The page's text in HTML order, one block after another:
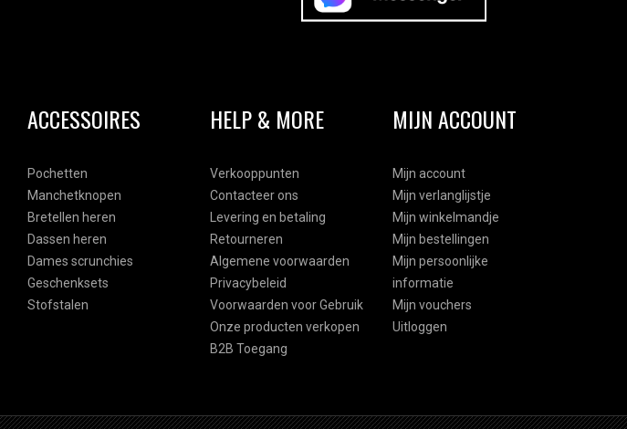
ACCESSOIRES
Pochetten
Manchetknopen
Bretellen heren
Dassen heren
Dames scrunchies
Geschenksets
Stofstalen
HELP & MORE
Verkooppunten
Contacteer ons
Levering en betaling
Retourneren
Algemene voorwaarden
Privacybeleid
Voorwaarden voor Gebruik
Onze producten verkopen
B2B Toegang
MIJN ACCOUNT
Mijn account
Mijn verlanglijstje
Mijn winkelmandje
Mijn bestellingen
Mijn persoonlijke
informatie
Mijn vouchers
Uitloggen